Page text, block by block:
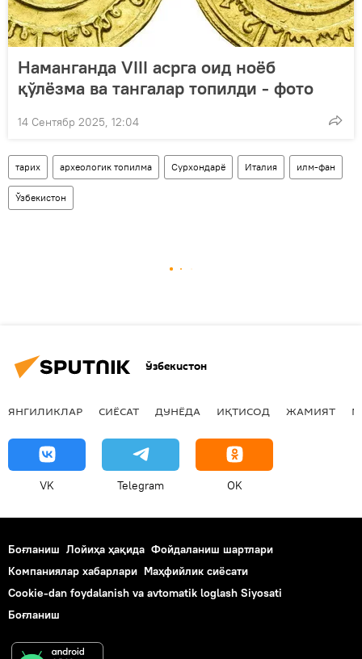
Наманганда VIII асрга оид ноёб
қўлёзма ва тангалар топилди - фото
14 Сентябр 2025, 12:04
тарих археологик топилма Сурхондарё Италия илм-фан
Ўзбекистон
Ўзбекистон
ЯНГИЛИКЛАР СИЁСАТ ДУНЁДА ИҚТИСОД ЖАМИЯТ
VK Telegram OK
Боғланиш Лойиҳа ҳақида Фойдаланиш шартлари
Компаниялар хабарлари Маҳфийлик сиёсати
Cookie-dan foydalanish va avtomatik loglash Siyosati
Боғланиш